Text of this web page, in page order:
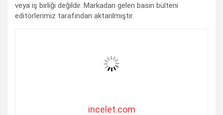
veya iş birliği değildir. Markadan gelen basın bülteni
editörlerimiz tarafından aktarılmıştır.
incelet.com